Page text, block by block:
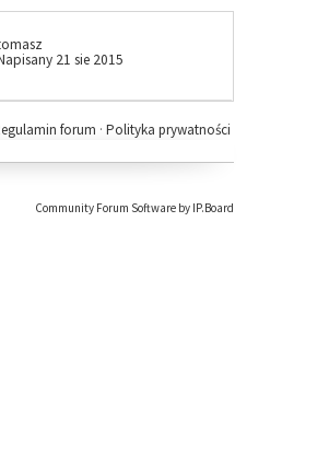
21 sie 2015
Polityka prywatności
forum ·
Community Forum Software by IP.Board